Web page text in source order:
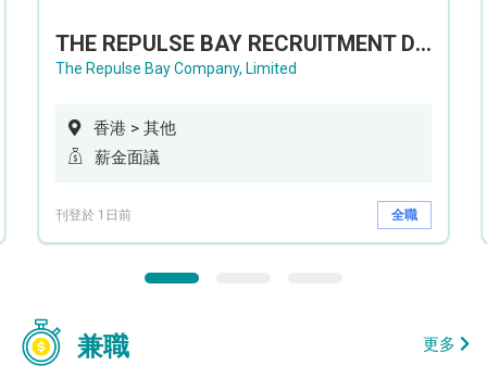
THE REPULSE BAY RECRUITMENT DAY 淺水灣影灣園人才招聘會
The Repulse Bay Company, Limited
香港 > 其他
薪金面議
刊登於 1日前 全職
兼職 更多